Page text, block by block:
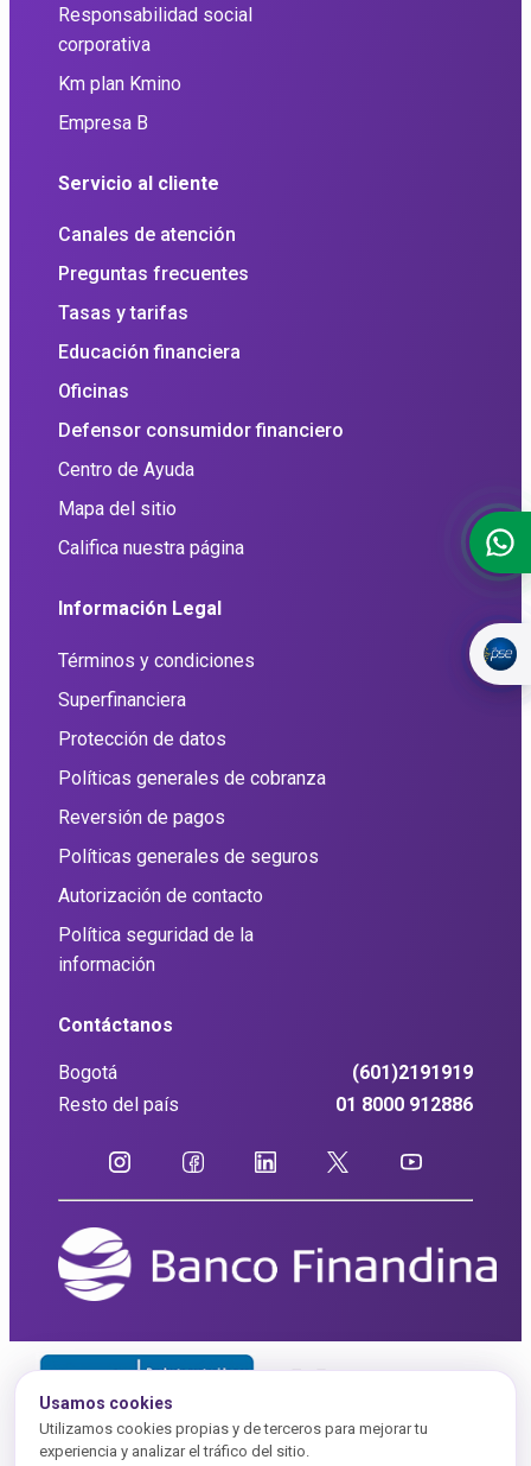
Responsabilidad social
corporativa
Km plan Kmino
Empresa B
Servicio al cliente
Canales de atención
Preguntas frecuentes
Tasas y tarifas
Educación financiera
Oficinas
Defensor consumidor financiero
Centro de Ayuda
Mapa del sitio
Califica nuestra página
Información Legal
Términos y condiciones
Superfinanciera
Protección de datos
Políticas generales de cobranza
Reversión de pagos
Políticas generales de seguros
Autorización de contacto
Política seguridad de la
información
Contáctanos
Bogotá
(601)2191919
Resto del país
01 8000 912886
Usamos cookies
Utilizamos cookies propias y de terceros para mejorar tu
experiencia y analizar el tráfico del sitio.